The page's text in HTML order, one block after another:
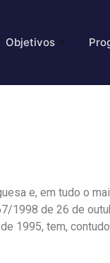
Objetivos
e, em tudo o
de 26 de
1995, tem,